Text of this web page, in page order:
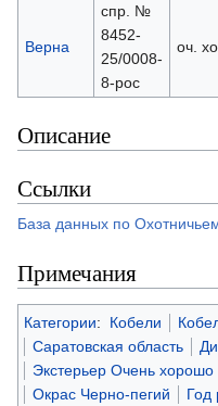
Верна
спр. №
8452-
25/0008-
8-рос
оч.
Описание
Ссылки
База данных по
Примечания
Категории: Кобели
Саратовская область
Экстерьер Очень хорошо
Окрас Черно-пегий
Год